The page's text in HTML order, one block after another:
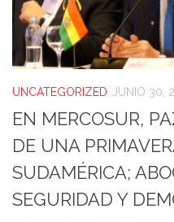
UNCATEGORIZED JUNIO 30,
EN MERCOSUR,
DE UNA
SUDAMÉRICA;
SEGURIDAD Y